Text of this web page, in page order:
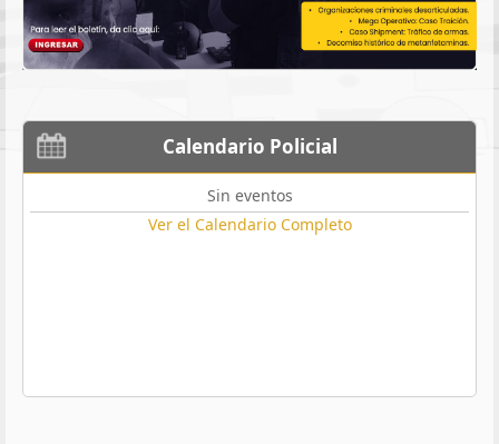
Calendario Policial
Sin eventos
Ver el Calendario Completo